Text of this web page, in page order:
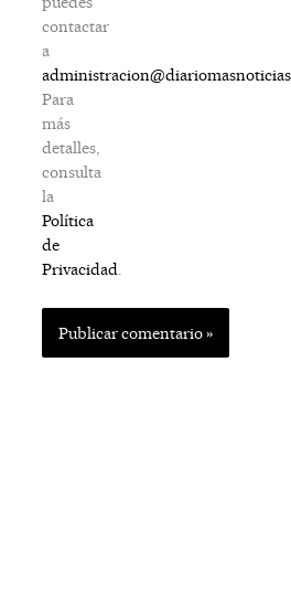
contactar
a
Para
más
detalles,
consulta
la
Política
de
Privacidad